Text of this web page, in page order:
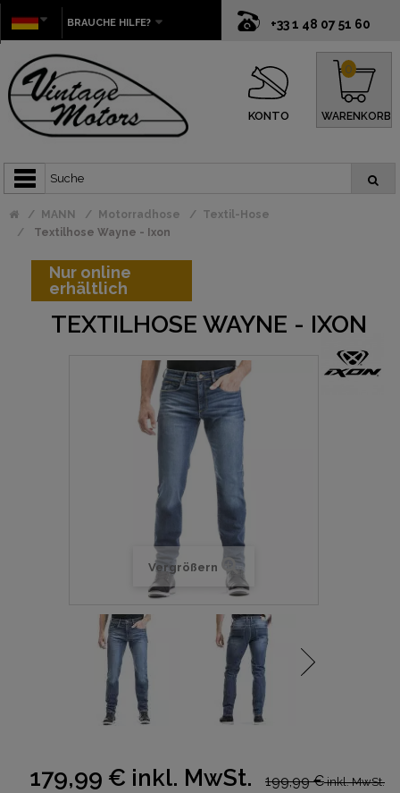
+33 1 48 07 51 60
BRAUCHE HILFE?
KONTO WARENKORB
0
MANN Motorradhose
Textil-Hose
Textilhose Wayne - Ixon
Nur online
erhältlich
TEXTILHOSE WAYNE - IXON
Vergrößern
179,99 € inkl. MwSt. 199,99 €inkl. MwSt.